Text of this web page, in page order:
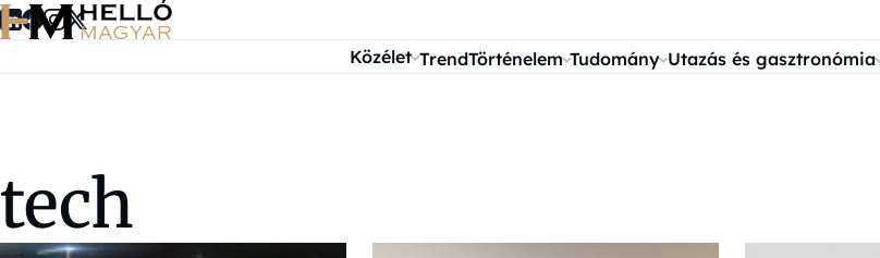
Ugrás a tartalomra
Közélet TrendTörténelem Tudomány Utazás és gasztronómia
tech